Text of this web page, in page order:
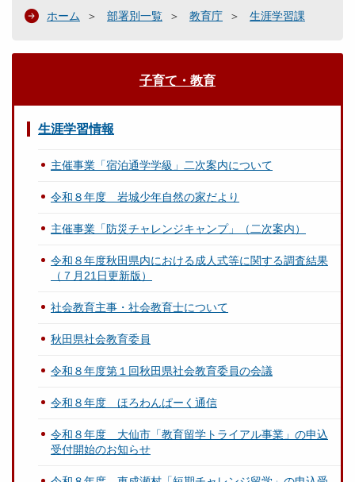
ホーム 部署別一覧 教育庁 生涯学習課
子育て・教育
生涯学習情報
主催事業「宿泊通学学級」二次案内について
令和８年度 岩城少年自然の家だより
主催事業「防災チャレンジキャンプ」（二次案内）
令和８年度秋田県内における成人式等に関する調査結果
（７月21日更新版）
社会教育主事・社会教育士について
秋田県社会教育委員
令和８年度第１回秋田県社会教育委員の会議
令和８年度 ほろわんぱーく通信
令和８年度 大仙市「教育留学トライアル事業」の申込
受付開始のお知らせ